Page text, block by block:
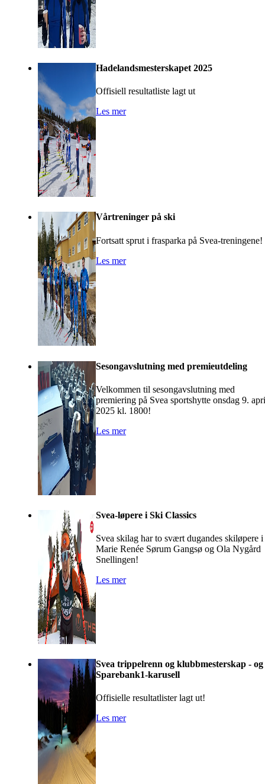
Hadelandsmesterskapet 2025
Offisiell resultatliste lagt ut
Les mer
Vårtreninger på ski
Fortsatt sprut i frasparka på Svea-treningene!
Les mer
Sesongavslutning med premieutdeling
Velkommen til sesongavslutning med
premiering på Svea sportshytte onsdag 9.
2025 kl. 1800!
Les mer
Svea-løpere i Ski Classics
Svea skilag har to svært dugandes skiløpere i
Marie Renée Sørum Gangsø og Ola Nygård
Snellingen!
Les mer
Svea trippelrenn og klubbmesterskap - og
Sparebank1-karusell
Offisielle resultatlister lagt ut!
Les mer